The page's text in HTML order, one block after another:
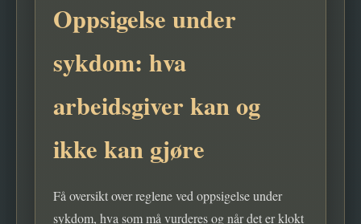
Oppsigelse under
sykdom: hva
arbeidsgiver kan og
ikke kan gjøre
Få oversikt over reglene ved oppsigelse under
sykdom, hva som må vurderes og når det er klokt